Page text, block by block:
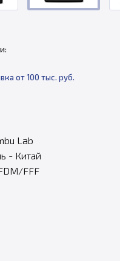
от 100 тыс. руб.
Lab
- Китай
FFF